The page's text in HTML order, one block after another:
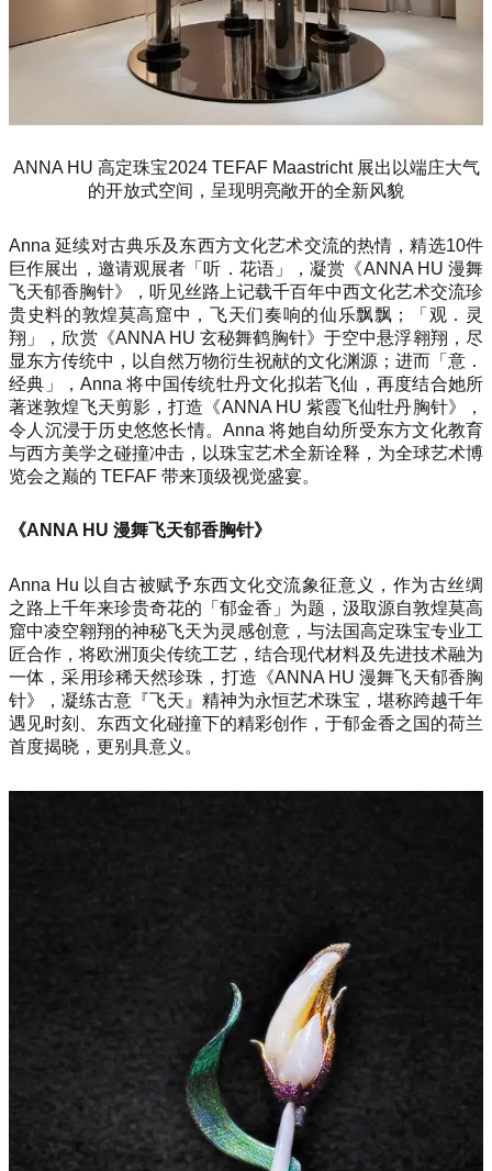
ANNA HU 高定珠宝2024 TEFAF Maastricht 展出以端庄大气
的开放式空间，呈现明亮敞开的全新风貌
Anna 延续对古典乐及东西方文化艺术交流的热情，精选10件
巨作展出，邀请观展者「听．花语」，凝赏《ANNA HU 漫舞
飞天郁香胸针》，听见丝路上记载千百年中西文化艺术交流珍
贵史料的敦煌莫高窟中，飞天们奏响的仙乐飘飘；「观．灵
翔」，欣赏《ANNA HU 玄秘舞鹤胸针》于空中悬浮翱翔，尽
显东方传统中，以自然万物衍生祝献的文化渊源；进而「意．
经典」，Anna 将中国传统牡丹文化拟若飞仙，再度结合她所
著迷敦煌飞天剪影，打造《ANNA HU 紫霞飞仙牡丹胸针》，
令人沉浸于历史悠悠长情。Anna 将她自幼所受东方文化教育
与西方美学之碰撞冲击，以珠宝艺术全新诠释，为全球艺术博
览会之巅的 TEFAF 带来顶级视觉盛宴。
《ANNA HU 漫舞飞天郁香胸针》
Anna Hu 以自古被赋予东西文化交流象征意义，作为古丝绸
之路上千年来珍贵奇花的「郁金香」为题，汲取源自敦煌莫高
窟中凌空翱翔的神秘飞天为灵感创意，与法国高定珠宝专业工
匠合作，将欧洲顶尖传统工艺，结合现代材料及先进技术融为
一体，采用珍稀天然珍珠，打造《ANNA HU 漫舞飞天郁香胸
针》，凝练古意『飞天』精神为永恒艺术珠宝，堪称跨越千年
遇见时刻、东西文化碰撞下的精彩创作，于郁金香之国的荷兰
首度揭晓，更别具意义。